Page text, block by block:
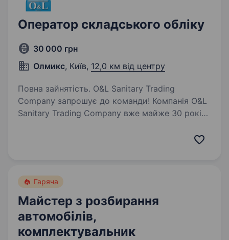
Оператор складського обліку
30 000 грн
Олмикс, Київ, 12,0 км від центру
Повна зайнятість. O&L Sanitary Trading
Company запрошує до команди! Компанія O&L
Sanitary Trading Company вже майже 30 років
сантехнічного та теплотехнічного обладнання.
Гаряча
Майстер з розбирання
автомобілів,
комплектувальник